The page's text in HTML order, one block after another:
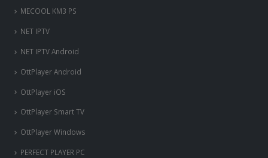
MECOOL KM3 PS
NET IPTV
NET IPTV Android
OttPlayer Android
OttPlayer iOS
OttPlayer Smart TV
OttPlayer Windows
PERFECT PLAYER PC